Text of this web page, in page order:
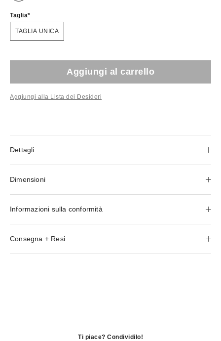
Taglia
TAGLIA UNICA
Aggiungi al carrello
Aggiungi alla Lista dei Desideri
Dettagli
Dimensioni
Informazioni sulla conformità
Consegna + Resi
Ti piace? Condividilo!